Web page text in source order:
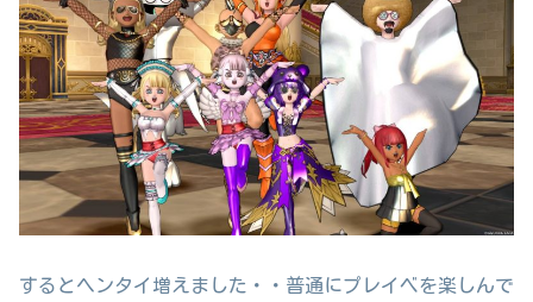
するとヘンタイ増えました・・普通にプレイベを楽しんで